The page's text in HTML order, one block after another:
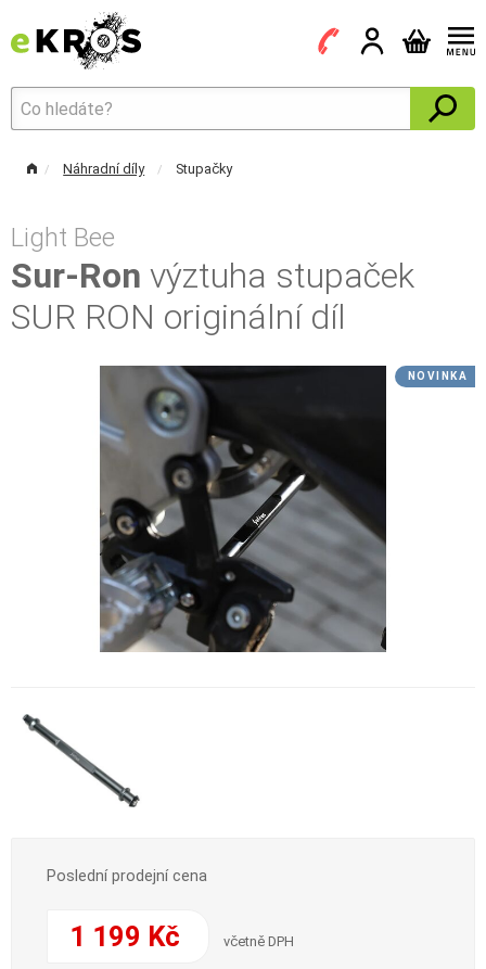
Náhradní díly Stupačky
Light Bee
Sur-Ron výztuha stupaček
SUR RON originální díl
NOVINKA
Poslední prodejní cena
1 199 Kč včetně DPH